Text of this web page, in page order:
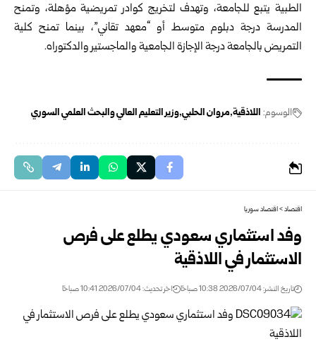
الطبية يتبع للجامعة، وتهدف لتخريج كوادر ‏تمريضية مؤهلة، وتمنح
المدرسة درجة دبلوم متوسط أو “معهد ‏تقاني”، بينما تمنح كلية
التمريض بالجامعة درجة الإجازة ‏الجامعية والماجستير والدكتوراه‎.‎
الوسوم: اللاذقية مروان الحلبي وزير التعليم العالي والبحث العلمي السوري
اقتصاد>اقتصاد سوريا
وفد استثماري سعودي يطلع على فرص
الاستثمار في ‏اللاذقية‎ ‎
تاريخ النشر: 2026/07/04 10:38 صباحًا اخر تحديث: 2026/07/04 10:41 صباحًا